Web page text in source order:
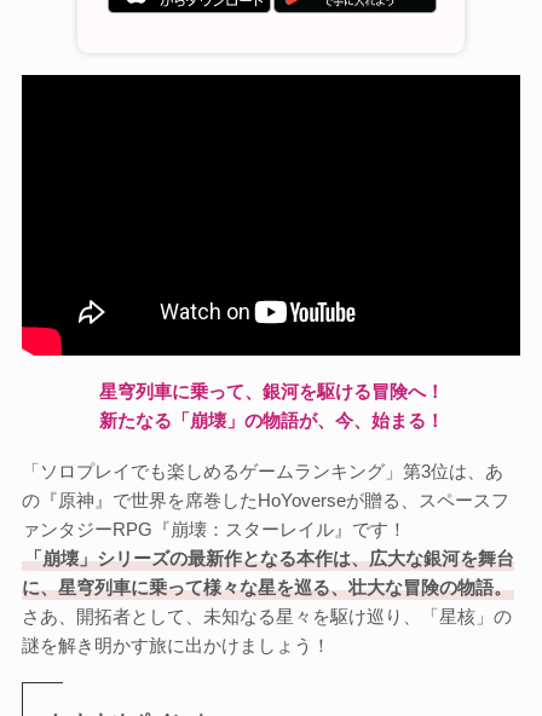
星穹列車に乗って、銀河を駆ける冒険へ！
新たなる「崩壊」の物語が、今、始まる！
「ソロプレイでも楽しめるゲームランキング」第3位は、あ
の『原神』で世界を席巻したHoYoverseが贈る、スペースフ
ァンタジーRPG『崩壊：スターレイル』です！
「崩壊」シリーズの最新作となる本作は、広大な銀河を舞台
に、星穹列車に乗って様々な星を巡る、壮大な冒険の物語。
さあ、開拓者として、未知なる星々を駆け巡り、「星核」の
謎を解き明かす旅に出かけましょう！